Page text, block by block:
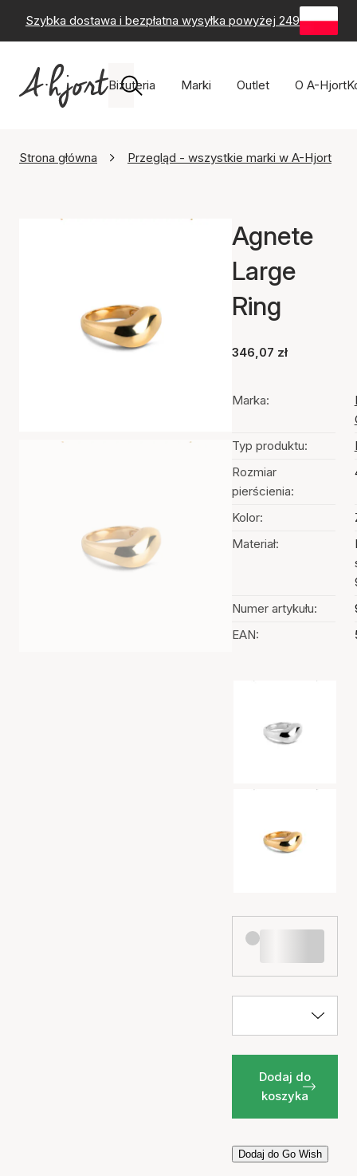
Szybka dostawa i bezpłatna wysyłka powyżej 249 zł -
Biżuteria Marki Outlet O A-Hjort
Strona główna Przegląd - wszystkie marki w A-Hjort
Agnete
Large
Ring
346,07 zł
Marka:
Typ produktu:
Rozmiar
pierścienia:
Kolor:
Materiał:
Numer artykułu:
EAN:
Dodaj do
koszyka
Dodaj do Go Wish